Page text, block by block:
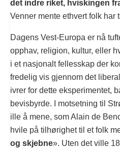
det indre riket, hviskingen
Venner mente ethvert folk har
Dagens Vest-Europa er nå
opphav, religion, kultur, eller
i et nasjonalt fellesskap der
fredelig vis gjennom det
ivrer for dette eksperimentet,
bevisbyrde. I motsetning til
ille å mene, som Alain de
hvile på tilhørighet til et folk
og skjebne». Uten det ville